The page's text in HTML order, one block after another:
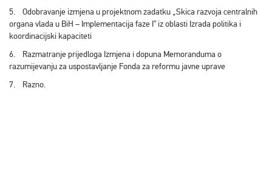
5. Odobravanje izmjena u projektnom zadatku „Skica razvoja centralnih
organa vlada u BiH – Implementacija faze I” iz oblasti Izrada politika i
koordinacijski kapaciteti
6. Razmatranje prijedloga Izmjena i dopuna Memoranduma o
razumijevanju za uspostavljanje Fonda za reformu javne uprave
7. Razno.